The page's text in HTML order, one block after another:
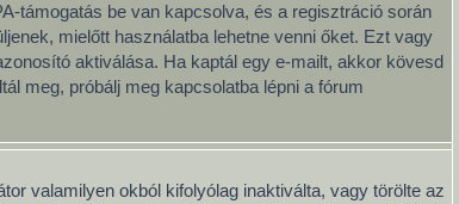
támogatás be van kapcsolva, és a regisztráció során
mielőtt használatba lehetne venni őket. Ezt vagy
aktiválása. Ha kaptál egy e-mailt, akkor kövesd
meg, próbálj meg kapcsolatba lépni a fórum
valamilyen okból kifolyólag inaktiválta, vagy törölte az